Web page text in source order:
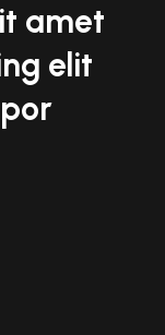
amet
elit